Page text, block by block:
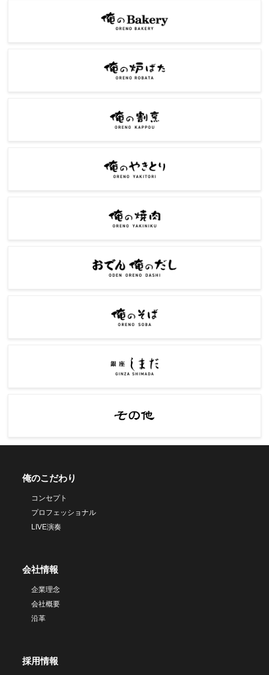
俺のこだわり
コンセプト
プロフェッショナル
LIVE演奏
会社情報
企業理念
会社概要
沿革
採用情報